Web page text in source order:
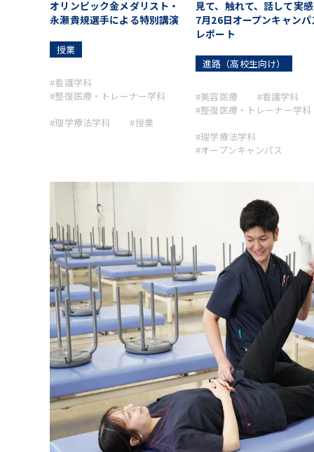
オリンピック金メダリスト・
永瀬貴規選手による特別講演
授業
#看護学科
#整復医療・トレーナー学科
#理学療法学科
#授業
見て、触れて、話して実
7月26日オープンキャンパ
レポート
進路（高校生向け）
#美容医療
#看護学科
#整復医療・トレーナー学科
#理学療法学科
#オープンキャンパス